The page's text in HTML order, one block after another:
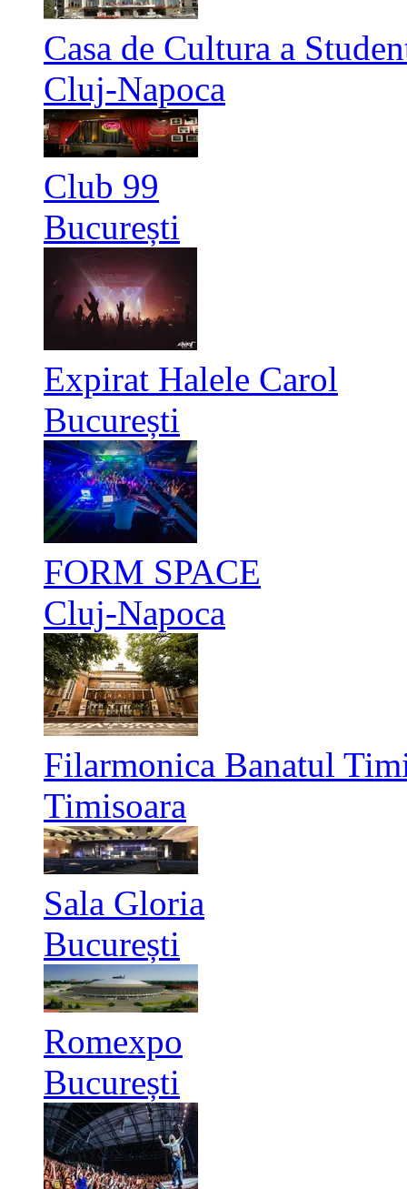
Casa de Cultura a
Cluj-Napoca
Club 99
București
Expirat Halele Carol
București
FORM SPACE
Cluj-Napoca
Filarmonica Banatul
Timisoara
Sala Gloria
București
Romexpo
București